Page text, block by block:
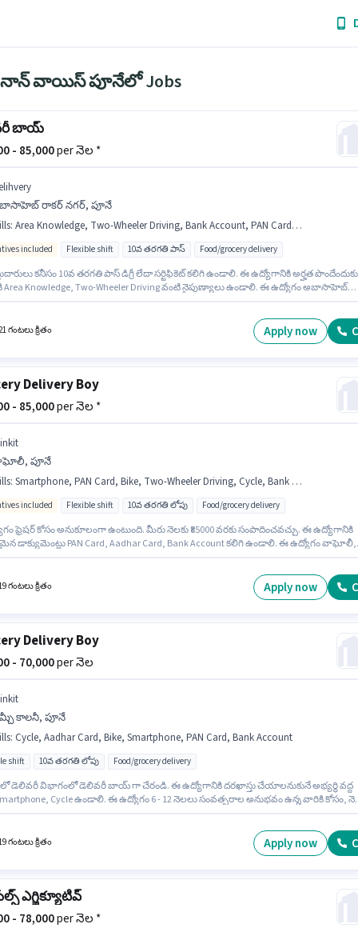
నాన్ వాయిస్ పూనేలో Jobs
బాయ్
- 85,000per నెల *
రాకర్ నగర్, పూనే
: Area Knowledge, Two-Wheeler Driving, Bank Account, PAN Card, Bike, Smartphone, Aadhar Card
included Flexible shift 10వ తరగతి పాస్ Food/grocery delivery
కనీసం 10వ తరగతి పాస్ డిగ్రీ లేదా సర్టిఫికెట్ కలిగి ఉండాలి. ఈ ఉద్యోగానికి అర్హత పొందేందుకు
Area Knowledge, Two-Wheeler Driving వంటి నైపుణ్యాలు ఉండాలి. ఈ ఉద్యోగం అబాసాహెబ్
ఈ ఉద్యోగానికి Fixed + Incentives జీతం ఇవ్వబడుతుంది.
గంటలు క్రితం Apply now
Delivery Boy
- 85,000per నెల *
పూనే
: Smartphone, PAN Card, Bike, Two-Wheeler Driving, Cycle, Bank Account, Aadhar Card
included Flexible shift 10వ తరగతి లోపు Food/grocery delivery
ఫ్రెషర్ కోసం అనుకూలంగా ఉంటుంది. మీరు నెలకు ₹85000 వరకు సంపాదించవచ్చు. ఈ ఉద్యోగానికి
డాక్యుమెంట్లు PAN Card, Aadhar Card, Bank Account కలిగి ఉండాలి. ఈ ఉద్యోగం వాఘోలీ,
గంటలు క్రితం Apply now
Delivery Boy
- 70,000per నెల
కాలనీ, పూనే
: Cycle, Aadhar Card, Bike, Smartphone, PAN Card, Bank Account
shift 10వ తరగతి లోపు Food/grocery delivery
లో డెలివరీ విభాగంలో డెలివరీ బాయ్ గా చేరండి. ఈ ఉద్యోగానికి దరఖాస్తు చేయాలనుకునే అభ్యర్థి వద్ద
Cycle ఉండాలి. ఈ ఉద్యోగం 6 - 12 నెలలు సంవత్సరాల అనుభవం ఉన్న వారికి కోసం,
గంటలు క్రితం Apply now
ఎగ్జిక్యూటివ్
- 78,000per నెల *